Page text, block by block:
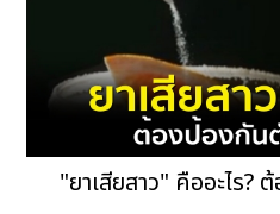
"ยาเสียสาว" คืออะไร?